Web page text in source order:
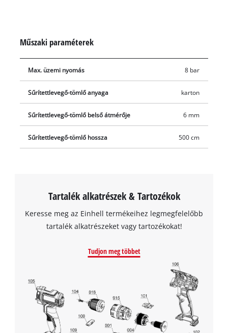
alkalmas: segítségével pillanatok alatt eltüntetheti még a
makacs szennyeződéseket is repedésekből és a résekből. A
keréknyomás ellenőrzéséhez és a kerék felfújásához használja
belső átmérőjű sűrítettlevegő-tömlő maximális rugalmasságot
biztosít. A szerszámok gyors cseréje érdekében a készletben
található egy gyorscsatlakozó is.
Műszaki paraméterek
Max. üzemi nyomás 8 bar
Sűrítettlevegő-tömlő anyaga karton
Sűrítettlevegő-tömlő belső átmérője 6 mm
Sűrítettlevegő-tömlő hossza 500 cm
Tartalék alkatrészek & Tartozékok
Keresse meg az Einhell termékeihez legmegfelelőbb
tartalék alkatrészeket vagy tartozékokat!
Tudjon meg többet